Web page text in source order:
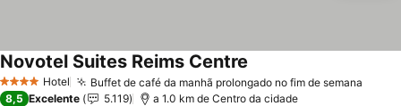
4 EstrelasHotel Buffet de café da manhã prolongado no fim de semana
Novotel Suites Reims Centre
8,5 Excelente 5.119 a 1.0 km de Centro da cidade